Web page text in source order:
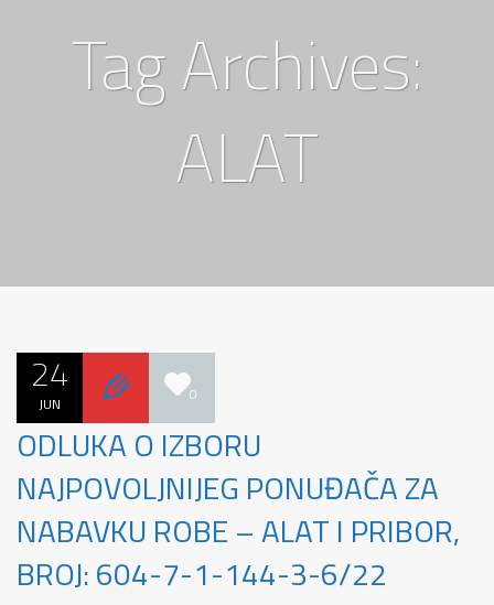
Tag Archives:
ALAT
24
JUN 0
ODLUKA O IZBORU
NAJPOVOLJNIJEG PONUĐAČA ZA
NABAVKU ROBE – ALAT I PRIBOR,
BROJ: 604-7-1-144-3-6/22